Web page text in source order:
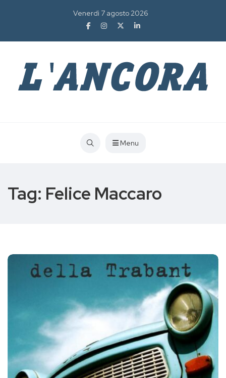
Venerdì 7 agosto 2026
Menu
Tag: Felice Maccaro